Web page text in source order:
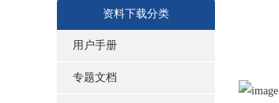
资料下载分类
用户手册
专题文档